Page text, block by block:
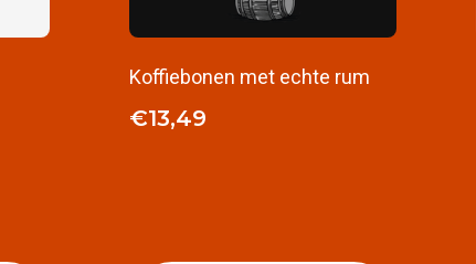
Koffiebonen met echte rum
€13,49